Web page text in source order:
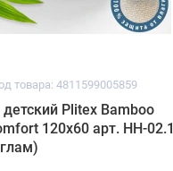
товара: 4811599005859
Plitex Bamboo
120х60 арт. НН-02.1